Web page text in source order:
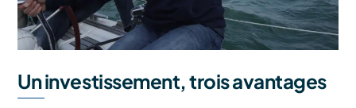
Un investissement, trois avantages